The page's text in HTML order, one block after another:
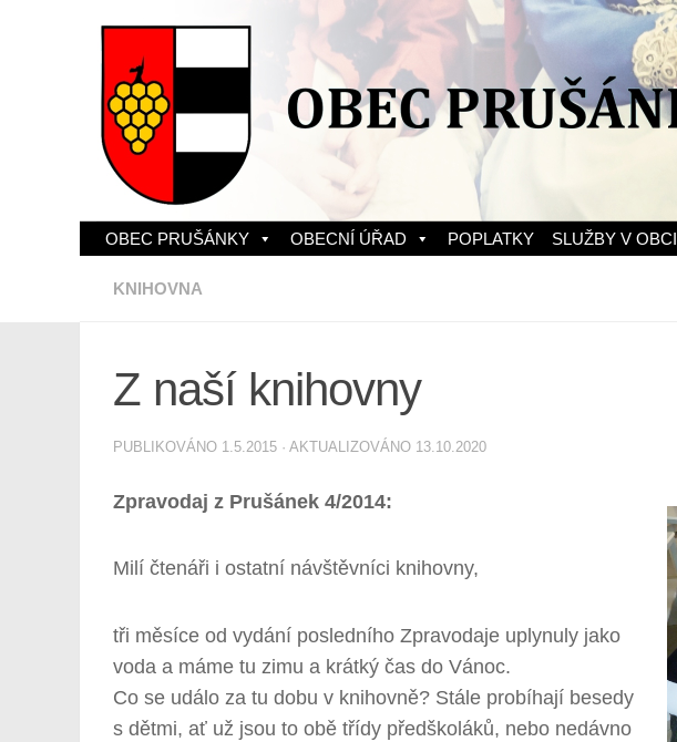
Skip to content
OBEC PRUŠÁNKY OBECNÍ ÚŘAD POPLATKY SLUŽBY V OBCI
KNIHOVNA
Z naší knihovny
PUBLIKOVÁNO 1.5.2015 · AKTUALIZOVÁNO 13.10.2020
Zpravodaj z Prušánek 4/2014:
Milí čtenáři i ostatní návštěvníci knihovny,
tři měsíce od vydání posledního Zpravodaje uplynuly jako
voda a máme tu zimu a krátký čas do Vánoc.
Co se událo za tu dobu v knihovně? Stále probíhají besedy
s dětmi, ať už jsou to obě třídy předškoláků, nebo nedávno